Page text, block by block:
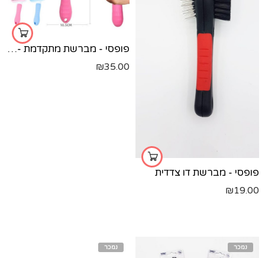
פופסי - מברשת דו צדדית
₪19.00
פופסי - מברשת מתקדמת - לכלבים וחתולים
₪35.00
נמכר נמכר